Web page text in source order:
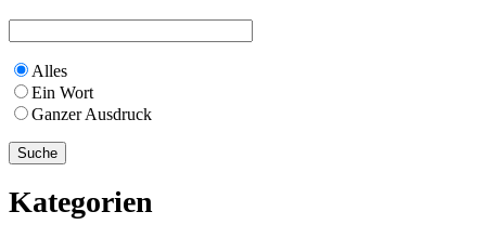
Alles
Ein Wort
Ganzer Ausdruck
Kategorien